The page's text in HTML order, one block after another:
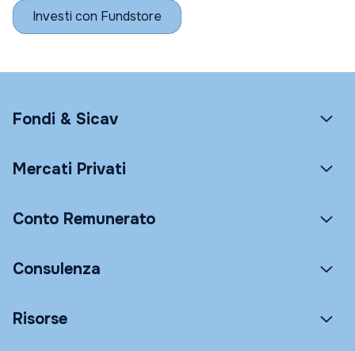
Investi con Fundstore
Fondi & Sicav
Mercati Privati
Conto Remunerato
Consulenza
Risorse